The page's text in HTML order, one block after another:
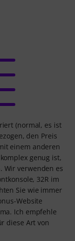
(normal, es ist
den Preis
einem anderen
genug ist,
Wir verwenden es
32R im
Sie wie immer
Website
Ich empfehle
diese Art von